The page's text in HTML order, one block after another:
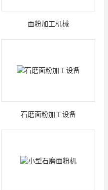
面粉加工机械
石磨面粉加工设备